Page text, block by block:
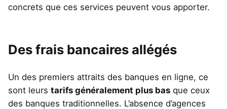
concrets que ces services peuvent vous apporter.
Des frais bancaires allégés
Un des premiers attraits des banques en ligne, ce
sont leurs tarifs généralement plus bas que ceux
des banques traditionnelles. L’absence d’agences